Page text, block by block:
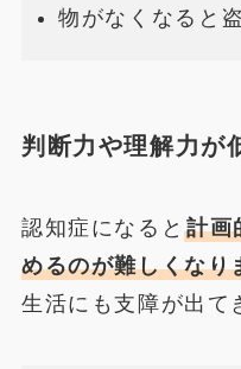
物がなくなると
判断力や理解力が
認知症になると計画
めるのが難しくなり
生活にも支障が出て